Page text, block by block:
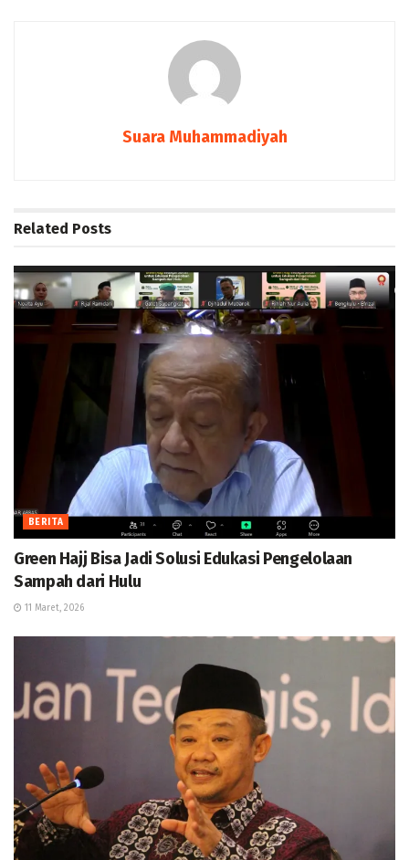
Suara Muhammadiyah
Related Posts
BERITA
Green Hajj Bisa Jadi Solusi Edukasi Pengelolaan
Sampah dari Hulu
11 Maret, 2026